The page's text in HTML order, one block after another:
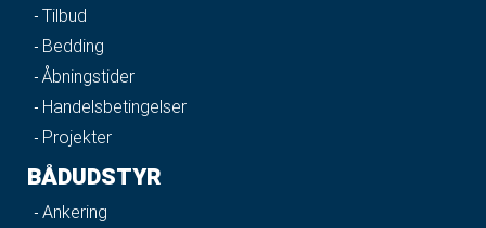
Tilbud
Bedding
Åbningstider
Handelsbetingelser
Projekter
BÅDUDSTYR
Ankering